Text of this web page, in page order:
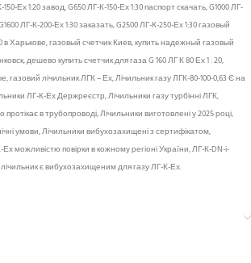
Ех 1:20 завод, G650 ЛГ-К-150-Ех 1:30 паспорт скачать, G1000 ЛГ-
ЛГ-К-200-Ех 1:30 заказать, G2500 ЛГ-К-250-Ех 1:30 газовый
в Харькове, газовый счетчик Киев, купить надежный газовый
дешево купить счетчик для газа G 160 ЛГ К 80 Ех 1 : 20,
лічильник ЛГК – Ех, Лічильник газу ЛГК-80-100-0,63 Є на
ЛГ-К-Ех Держреєстр, Лічильники газу турбінні ЛГК,
протікає в трубопроводі, Лічильники виготовлені у 2025 році,
умови, Лічильники вибухозахищені з сертифікатом,
Ех можливістю повірки в кожному регіоні України, ЛГ-К-DN-i-
є вибухозахищеним для газу ЛГ-К-Ех.